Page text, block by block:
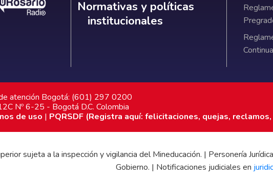
Normativas y políticas
Normativas y políticas
institucionales
atención Bogotá: (601) 297 0200
Nº 6-25 - Bogotá D.C. Colombia
de uso | PQRSDF (Registra aquí: felicitaciones, quejas,
sujeta a la inspección y vigilancia del Mineducación. | Personería
Gobierno. | Notificaciones judiciales en